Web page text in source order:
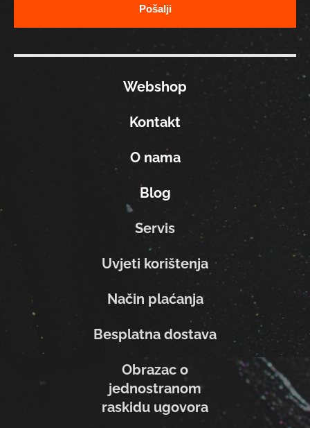
Webshop
Kontakt
O nama
Blog
Servis
Uvjeti korištenja
Način plaćanja
Besplatna dostava
Obrazac o
jednostranom
raskidu ugovora